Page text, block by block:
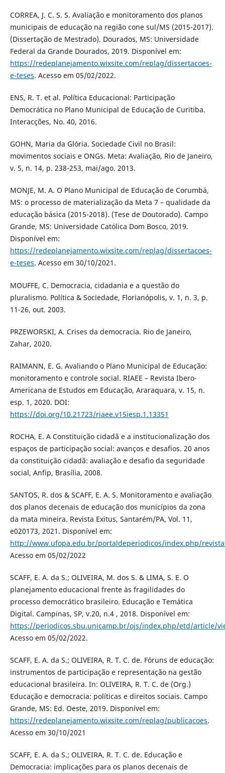
CORREA, J. C. S. S. Avaliação e monitoramento dos planos
municipais de educação na região cone sul/MS (2015-2017).
(Dissertação de Mestrado). Dourados, MS: Universidade
Federal da Grande Dourados, 2019. Disponível em:
https://redeplanejamento.wixsite.com/replag/dissertacoes-
e-teses. Acesso em 05/02/2022.
ENS, R. T. et al. Política Educacional: Participação
Democrática no Plano Municipal de Educação de Curitiba.
Interacções, No. 40, 2016.
GOHN, Maria da Glória. Sociedade Civil no Brasil:
movimentos sociais e ONGs. Meta: Avaliação, Rio de Janeiro,
v. 5, n. 14, p. 238-253, mai/ago. 2013.
MONJE, M. A. O Plano Municipal de Educação de Corumbá,
MS: o processo de materialização da Meta 7 – qualidade da
educação básica (2015-2018). (Tese de Doutorado). Campo
Grande, MS: Universidade Católica Dom Bosco, 2019.
Disponível em:
https://redeplanejamento.wixsite.com/replag/dissertacoes-
e-teses. Acesso em 30/10/2021.
MOUFFE, C. Democracia, cidadania e a questão do
pluralismo. Política & Sociedade, Florianópolis, v. 1, n. 3, p.
11-26, out. 2003.
PRZEWORSKI, A. Crises da democracia. Rio de Janeiro,
Zahar, 2020.
RAIMANN, E. G. Avaliando o Plano Municipal de Educação:
monitoramento e controle social. RIAEE – Revista Ibero-
Americana de Estudos em Educação, Araraquara, v. 15, n.
esp. 1, 2020. DOI:
https://doi.org/10.21723/riaee.v15iesp.1.13351
ROCHA, E. A Constituição cidadã e a institucionalização dos
espaços de participação social: avanços e desafios. 20 anos
da constituição cidadã: avaliação e desafio da seguridade
social, Anfip, Brasília, 2008.
SANTOS, R. dos & SCAFF, E. A. S. Monitoramento e avaliação
dos planos decenais de educação dos municípios da zona
da mata mineira. Revista Exitus, Santarém/PA, Vol. 11,
e020173, 2021. Disponível em:
http://www.ufopa.edu.br/portaldeperiodicos/index.php/
Acesso em 05/02/2022
SCAFF, E. A. da S.; OLIVEIRA, M. dos S. & LIMA, S. E. O
planejamento educacional frente às fragilidades do
processo democrático brasileiro. Educação e Temática
Digital. Campinas, SP, v.20, n.4 , 2018. Disponível em:
https://periodicos.sbu.unicamp.br/ojs/index.php/etd/article/
Acesso em 05/02/2022.
SCAFF, E. A. da S.; OLIVEIRA, R. T. C. de. Fóruns de educação:
instrumentos de participação e representação na gestão
educacional brasileira. In: OLIVEIRA, R. T. C. de (Org.)
Educação e democracia: políticas e direitos sociais. Campo
Grande, MS: Ed. Oeste, 2019. Disponível em:
https://redeplanejamento.wixsite.com/replag/publicacoes.
Acesso em 30/10/2021
SCAFF, E. A. da S.; OLIVEIRA, R. T. C. de. Educação e
Democracia: implicações para os planos decenais de